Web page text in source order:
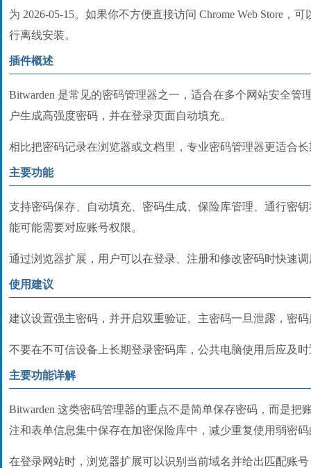
为 2026-05-15。如果你不方便直接访问 Chrome Web Store，
行离线安装。
插件概述
Bitwarden 是常见的密码管理器之一，适合在多个网站安全管
户生成高强度密码，并在登录页面自动填充。
相比把密码记录在浏览器或文档里，专业密码管理器更适合
主要功能
支持密码保存、自动填充、密码生成、保险库管理、通行密
能可能需要对应账号权限。
通过浏览器扩展，用户可以在登录、注册和修改密码时快速
使用建议
建议设置强主密码，并开启双重验证。主密码一旦泄露，密
不要在不可信设备上长期登录密码库，公共电脑使用后应及
主要功能详解
Bitwarden 这类密码管理器的重点不是简单保存密码，而是把
注和表单信息集中保存在加密保险库中，减少重复使用弱密
在登录网站时，浏览器扩展可以识别当前域名并给出匹配账